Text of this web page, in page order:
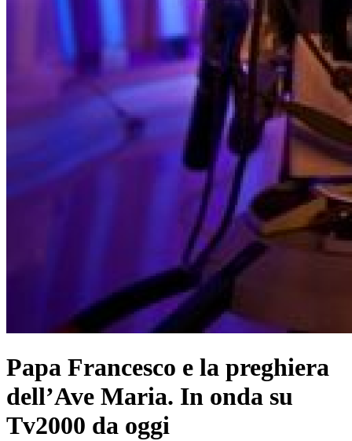
Papa Francesco e la preghiera
dell’Ave Maria. In onda su
Tv2000 da oggi